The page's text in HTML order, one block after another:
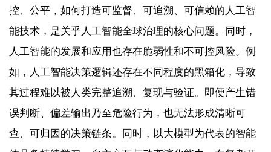
控、公平，如何打造可监督、可追溯、可信赖的人工智
能技术，是关乎人工智能全球治理的核心问题。同时，
人工智能的发展和应用也存在脆弱性和不可控风险。例
如，人工智能决策逻辑还存在不同程度的黑箱化，导致
其过程难以被人类完整追溯、复现与验证。即便产生错
误判断、偏差输出乃至危险行为，也无法形成清晰可
查、可归因的决策链条。同时，以大模型为代表的智能